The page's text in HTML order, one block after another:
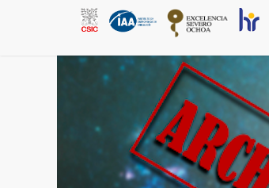
Skip to main content